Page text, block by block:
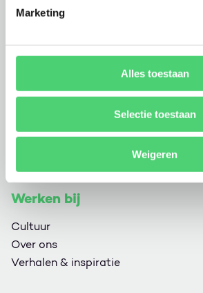
Marketing
Alles toestaan
Selectie toestaan
Weigeren
Weempower
Wortell op Facebook
Wortell op Twitter
Wortell op YouTube
Wortell op Instagram
Wortell op
Wortell op
Wortell
Contact
9000 Gent
Werken bij
Cultuur
Over ons
Verhalen & inspiratie